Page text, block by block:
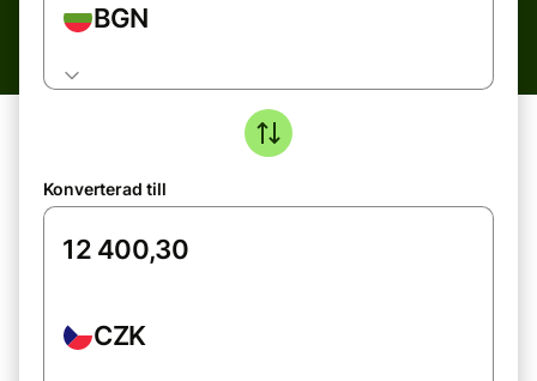
BGN
Konverterad till
CZK